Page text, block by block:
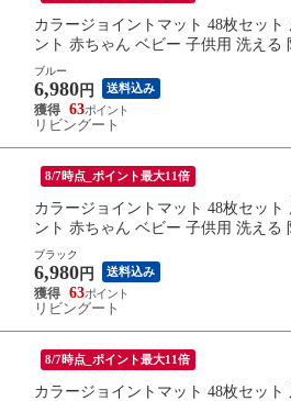
カラージョイントマット 48枚セッ
ント 赤ちゃん ベビー 子供用 洗える
ブルー
6,980 円 送料込み
63
リビングート
8/7時点_ポイント最大11倍
カラージョイントマット 48枚セッ
ント 赤ちゃん ベビー 子供用 洗える
ブラック
6,980 円 送料込み
63
リビングート
8/7時点_ポイント最大11倍
カラージョイントマット 48枚セッ